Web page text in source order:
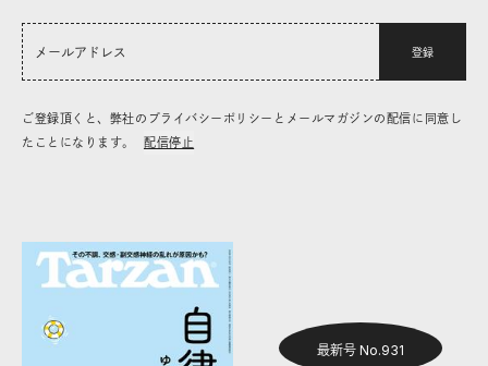
登録
ご登録頂くと、弊社のプライバシーポリシーとメールマガジンの配信に同意し
たことになります。
配信停止
最新号 No.931